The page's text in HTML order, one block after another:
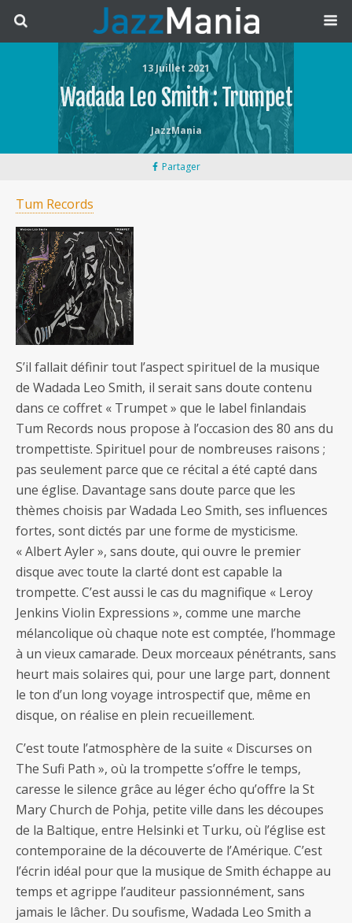
13 Juillet 2021
Wadada Leo Smith : Trumpet
JazzMania
Partager
Tum Records
S’il fallait définir tout l’aspect spirituel de la musique
de Wadada Leo Smith, il serait sans doute contenu
dans ce coffret « Trumpet » que le label finlandais
Tum Records nous propose à l’occasion des 80 ans du
trompettiste. Spirituel pour de nombreuses raisons ;
pas seulement parce que ce récital a été capté dans
une église. Davantage sans doute parce que les
thèmes choisis par Wadada Leo Smith, ses influences
fortes, sont dictés par une forme de mysticisme.
« Albert Ayler », sans doute, qui ouvre le premier
disque avec toute la clarté dont est capable la
trompette. C’est aussi le cas du magnifique « Leroy
Jenkins Violin Expressions », comme une marche
mélancolique où chaque note est comptée, l’hommage
à un vieux camarade. Deux morceaux pénétrants, sans
heurt mais solaires qui, pour une large part, donnent
le ton d’un long voyage introspectif que, même en
disque, on réalise en plein recueillement.
C’est toute l’atmosphère de la suite « Discurses on
The Sufi Path », où la trompette s’offre le temps,
caresse le silence grâce au léger écho qu’offre la St
Mary Church de Pohja, petite ville dans les découpes
de la Baltique, entre Helsinki et Turku, où l’église est
contemporaine de la découverte de l’Amérique. C’est
l’écrin idéal pour que la musique de Smith échappe au
temps et agrippe l’auditeur passionnément, sans
jamais le lâcher. Du soufisme, Wadada Leo Smith a